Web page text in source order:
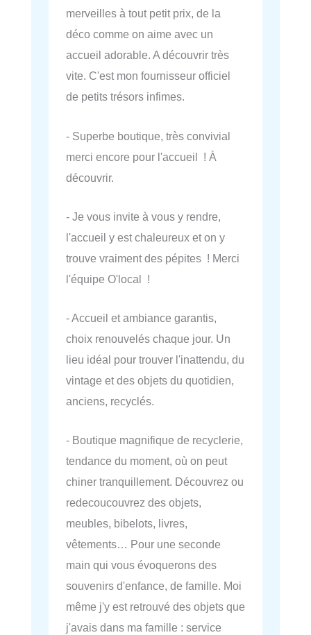
merveilles à tout petit prix, de la
déco comme on aime avec un
accueil adorable. A découvrir très
vite. C'est mon fournisseur officiel
de petits trésors infimes.
- Superbe boutique, très convivial
merci encore pour l'accueil ! À
découvrir.
- Je vous invite à vous y rendre,
l'accueil y est chaleureux et on y
trouve vraiment des pépites ! Merci
l'équipe O'local !
- Accueil et ambiance garantis,
choix renouvelés chaque jour. Un
lieu idéal pour trouver l'inattendu, du
vintage et des objets du quotidien,
anciens, recyclés.
- Boutique magnifique de recyclerie,
tendance du moment, où on peut
chiner tranquillement. Découvrez ou
redecoucouvrez des objets,
meubles, bibelots, livres,
vêtements… Pour une seconde
main qui vous évoquerons des
souvenirs d'enfance, de famille. Moi
même j'y est retrouvé des objets que
j'avais dans ma famille : service